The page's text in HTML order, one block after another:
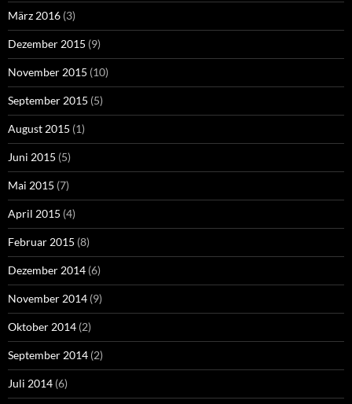
März 2016 (3)
Dezember 2015 (9)
November 2015 (10)
September 2015 (5)
August 2015 (1)
Juni 2015 (5)
Mai 2015 (7)
April 2015 (4)
Februar 2015 (8)
Dezember 2014 (6)
November 2014 (9)
Oktober 2014 (2)
September 2014 (2)
Juli 2014 (6)